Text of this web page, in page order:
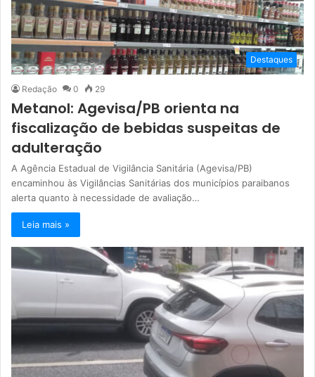
Destaques
Redação 0 29
Metanol: Agevisa/PB orienta na
fiscalização de bebidas suspeitas de
adulteração
A Agência Estadual de Vigilância Sanitária (Agevisa/PB)
encaminhou às Vigilâncias Sanitárias dos municípios paraibanos
alerta quanto à necessidade de avaliação…
Leia mais »